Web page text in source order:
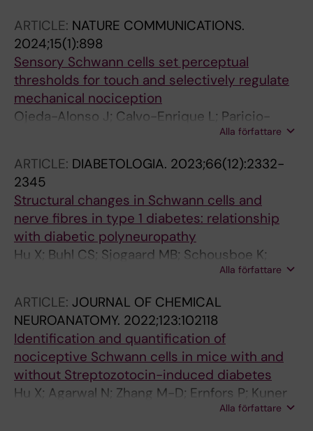
ARTICLE: NATURE COMMUNICATIONS.
2024;15(1):898
Sensory Schwann cells set perceptual
thresholds for touch and selectively regulate
mechanical nociception
Ojeda-Alonso J; Calvo-Enrique L; Paricio-
Montesinos R; Kumar R; Zhang M-D; Poulet
Alla författare
ARTICLE: DIABETOLOGIA. 2023;66(12):2332-
2345
Structural changes in Schwann cells and
nerve fibres in type 1 diabetes: relationship
with diabetic polyneuropathy
Hu X; Buhl CS; Sjogaard MB; Schousboe K;
Mizrak HI; Kufaishi H; Jensen TS; Hansen CS;
Nyengaard JR; Karlsson P
Alla författare
ARTICLE: JOURNAL OF CHEMICAL
NEUROANATOMY. 2022;123:102118
Identification and quantification of
nociceptive Schwann cells in mice with and
without Streptozotocin-induced diabetes
Hu X; Agarwal N; Zhang M-D; Ernfors P; Kuner
Alla författare